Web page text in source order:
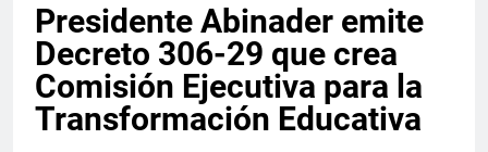
Presidente Abinader emite
Decreto 306-29 que crea
Comisión Ejecutiva para la
Transformación Educativa